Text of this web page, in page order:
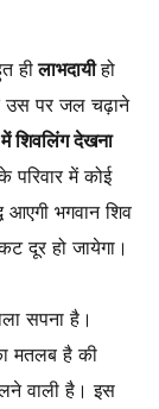
हीलाभदायीहो
पर जल चढ़ाने
शिवलिंग देखना
में कोई
भगवान शिव
दूर हो जायेगा।
सपना है।
मतलब है की
वाली है। इस